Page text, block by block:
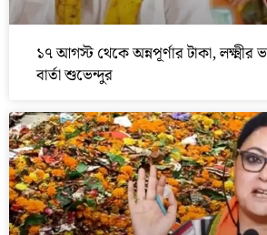
১৭ আগস্ট থেকে অন্নপূর্ণার টাকা, লক্ষ্মীর
বার্তা শুভেন্দুর